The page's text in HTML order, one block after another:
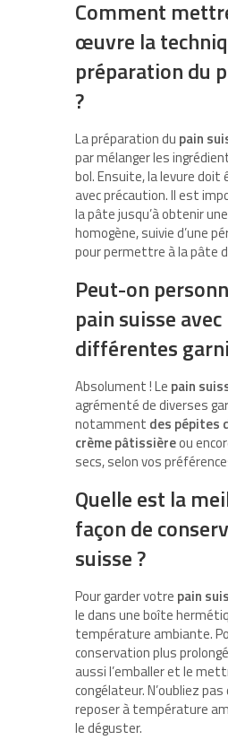
Comment
œuvre la
préparation du
?
La préparation du pain
par mélanger les
bol. Ensuite, la levure doit
avec précaution. Il est
la pâte jusqu’à obtenir
homogène, suivie d’une
pour permettre à la pâte
Peut-on
pain suisse avec
différentes
Absolument ! Le pain
agrémenté de diverses
notamment des pépites
crème pâtissièreou
secs, selon vos
Quelle est la
façon de
suisse ?
Pour garder votre pain
le dans une boîte
température ambiante.
conservation plus
aussi l’emballer et le
congélateur. N’oubliez
reposer à température
le déguster.